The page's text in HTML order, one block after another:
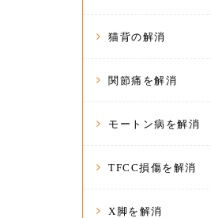
猫背の解消
関節痛を解消
モートン病を解消
TFCC損傷を解消
X脚を解消